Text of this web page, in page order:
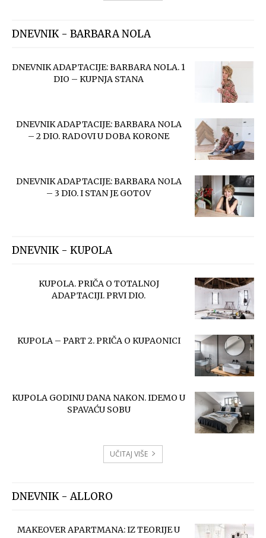
DNEVNIK - BARBARA NOLA
DNEVNIK ADAPTACIJE: BARBARA NOLA. 1
DIO – KUPNJA STANA
DNEVNIK ADAPTACIJE: BARBARA NOLA
– 2 DIO. RADOVI U DOBA KORONE
DNEVNIK ADAPTACIJE: BARBARA NOLA
– 3 DIO. I STAN JE GOTOV
DNEVNIK - KUPOLA
KUPOLA. PRIČA O TOTALNOJ
ADAPTACIJI. PRVI DIO.
KUPOLA – PART 2. PRIČA O KUPAONICI
KUPOLA GODINU DANA NAKON. IDEMO U
SPAVAĆU SOBU
UČITAJ VIŠE
DNEVNIK - ALLORO
MAKEOVER APARTMANA: IZ TEORIJE U